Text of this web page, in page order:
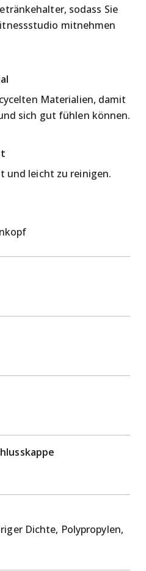
sodass Sie
mitnehmen
Materialien, damit
sich gut fühlen können.
und leicht zu reinigen.
Dichte, Polypropylen,